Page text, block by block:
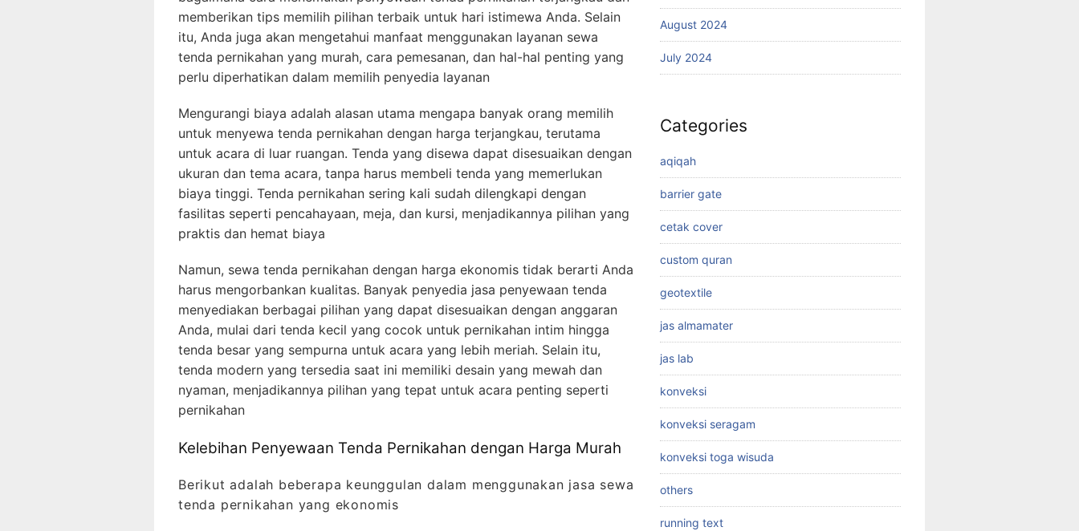
memberikan tips memilih pilihan terbaik untuk hari istimewa Anda. Selain
itu, Anda juga akan mengetahui manfaat menggunakan layanan sewa
tenda pernikahan yang murah, cara pemesanan, dan hal-hal penting yang
perlu diperhatikan dalam memilih penyedia layanan
Mengurangi biaya adalah alasan utama mengapa banyak orang memilih
untuk menyewa tenda pernikahan dengan harga terjangkau, terutama
untuk acara di luar ruangan. Tenda yang disewa dapat disesuaikan dengan
ukuran dan tema acara, tanpa harus membeli tenda yang memerlukan
biaya tinggi. Tenda pernikahan sering kali sudah dilengkapi dengan
fasilitas seperti pencahayaan, meja, dan kursi, menjadikannya pilihan yang
praktis dan hemat biaya
Namun, sewa tenda pernikahan dengan harga ekonomis tidak berarti Anda
harus mengorbankan kualitas. Banyak penyedia jasa penyewaan tenda
menyediakan berbagai pilihan yang dapat disesuaikan dengan anggaran
Anda, mulai dari tenda kecil yang cocok untuk pernikahan intim hingga
tenda besar yang sempurna untuk acara yang lebih meriah. Selain itu,
tenda modern yang tersedia saat ini memiliki desain yang mewah dan
nyaman, menjadikannya pilihan yang tepat untuk acara penting seperti
pernikahan
Kelebihan Penyewaan Tenda Pernikahan dengan Harga Murah
Berikut adalah beberapa keunggulan dalam menggunakan jasa sewa
tenda pernikahan yang ekonomis
August 2024
July 2024
Categories
aqiqah
barrier gate
cetak cover
custom quran
geotextile
jas almamater
jas lab
konveksi
konveksi seragam
konveksi toga wisuda
others
running text